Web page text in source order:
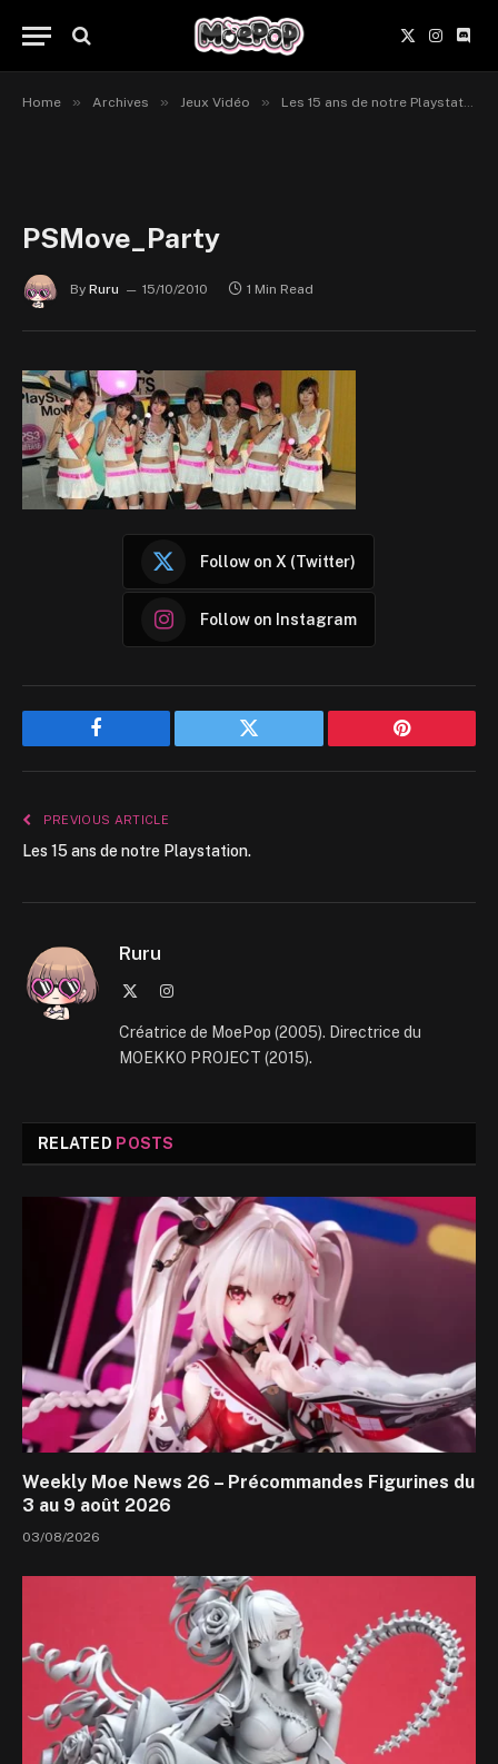
X
(Twitter)
Home » Archives » Jeux Vidéo » Les 15 ans de notre Playstation.
PSMove_Party
By Ruru 15/10/2010 1 Min Read
Follow on X (Twitter)
Follow on Instagram
Facebook Twitter Pinterest
PREVIOUS ARTICLE
Les 15 ans de notre Playstation.
Ruru
Instagram
Créatrice de MoePop (2005). Directrice du
MOEKKO PROJECT (2015).
RELATED POSTS
Weekly Moe News 26 – Précommandes Figurines du
3 au 9 août 2026
03/08/2026